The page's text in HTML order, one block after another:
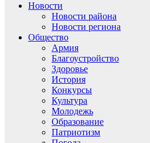
Новости
Новости района
Новости региона
Общество
Армия
Благоустройство
Здоровье
История
Конкурсы
Культура
Молодежь
Образование
Патриотизм